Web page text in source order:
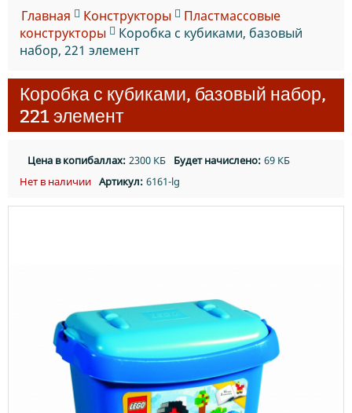
Главная Конструкторы
Пластмассовые
конструкторы
Коробка с кубиками, базовый
набор, 221 элемент
Коробка с кубиками, базовый набор,
221 элемент
Цена в копибаллах: 2300 КБ Будет начислено: 69 КБ
Нет в наличии Артикул: 6161-lg